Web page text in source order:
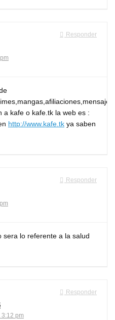
Responder
a kafe o kafe.tk la web es :
http://www.kafe.tk ya saben
Responder
sera lo referente a la salud
Responder
pm